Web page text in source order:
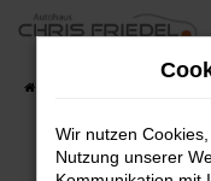
Zum
springen
Wir nutzen
Nutzung unserer